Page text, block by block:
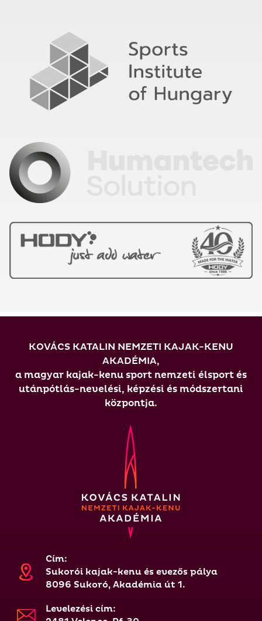
KOVÁCS KATALIN NEMZETI KAJAK-KENU
AKADÉMIA,
a magyar kajak-kenu sport nemzeti élsport és
utánpótlás-nevelési, képzési és módszertani
központja.
Cím:
Sukorói kajak-kenu és evezős pálya
8096 Sukoró, Akadémia út 1.
Levelezési cím: